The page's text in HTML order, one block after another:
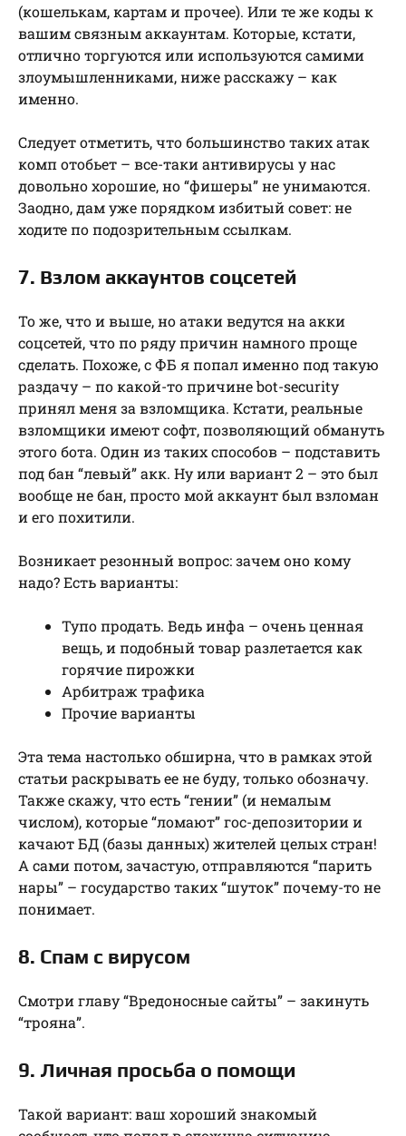
(кошелькам, картам и прочее). Или те же коды к
вашим связным аккаунтам. Которые, кстати,
отлично торгуются или используются самими
злоумышленниками, ниже расскажу – как
именно.
Следует отметить, что большинство таких атак
комп отобьет – все-таки антивирусы у нас
довольно хорошие, но “фишеры” не унимаются.
Заодно, дам уже порядком избитый совет: не
ходите по подозрительным ссылкам.
7. Взлом аккаунтов соцсетей
То же, что и выше, но атаки ведутся на акки
соцсетей, что по ряду причин намного проще
сделать. Похоже, с ФБ я попал именно под такую
раздачу – по какой-то причине bot-security
принял меня за взломщика. Кстати, реальные
взломщики имеют софт, позволяющий обмануть
этого бота. Один из таких способов – подставить
под бан “левый” акк. Ну или вариант 2 – это был
вообще не бан, просто мой аккаунт был взломан
и его похитили.
Возникает резонный вопрос: зачем оно кому
надо? Есть варианты:
Тупо продать. Ведь инфа – очень ценная
вещь, и подобный товар разлетается как
горячие пирожки
Арбитраж трафика
Прочие варианты
Эта тема настолько обширна, что в рамках этой
статьи раскрывать ее не буду, только обозначу.
Также скажу, что есть “гении” (и немалым
числом), которые “ломают” гос-депозитории и
качают БД (базы данных) жителей целых стран!
А сами потом, зачастую, отправляются “парить
нары” – государство таких “шуток” почему-то не
понимает.
8. Спам с вирусом
Смотри главу “Вредоносные сайты” – закинуть
“трояна”.
9. Личная просьба о помощи
Такой вариант: ваш хороший знакомый